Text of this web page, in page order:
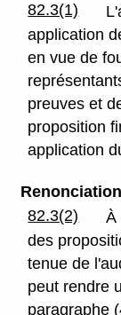
82.3(1)
application
en vue de
preuves et
proposition
application
82.3(2)
À
des
tenue de
peut rendre
paragraphe